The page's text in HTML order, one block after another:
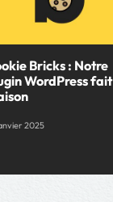
Bricks : Notre
WordPress fait
2025